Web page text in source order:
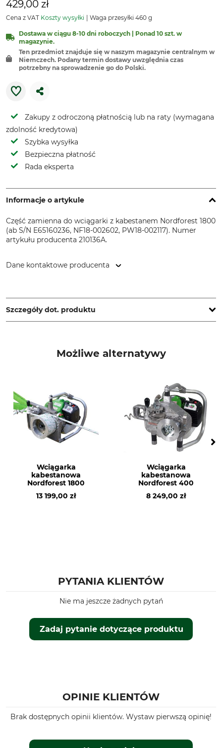
429,00 zł
Cena z VAT Koszty wysyłki Waga przesyłki 460 g
Dostawa w ciągu 8-10 dni roboczych | Ponad 10 szt. w
magazynie.
Ten przedmiot znajduje się w naszym magazynie centralnym w
Niemczech. Podany termin dostawy uwzględnia czas
potrzebny na sprowadzenie go do Polski.
Zakupy z odroczoną płatnością lub na raty (wymagana
zdolność kredytowa)
Szybka wysyłka
Bezpieczna płatność
Rada eksperta
Informacje o artykule
Część zamienna do wciągarki z kabestanem Nordforest 1800
(ab S/N E65160236, NF18-002602, PW18-002117). Numer
artykułu producenta 210136A.
Dane kontaktowe producenta
Wolfenbüttel, Germany, www.eder-maschinenbau.de
Szczegóły dot. produktu
kabestanowej 1800
Możliwe alternatywy
Wciągarka
kabestanowa
Nordforest 1800
13 199,00 zł
Wciągarka
kabestanowa
Nordforest 400
8 249,00 zł
PYTANIA KLIENTÓW
Zadaj pytanie dotyczące produktu
Nie ma jeszcze żadnych pytań
OPINIE KLIENTÓW
Brak dostępnych opinii klientów. Wystaw pierwszą opinię!